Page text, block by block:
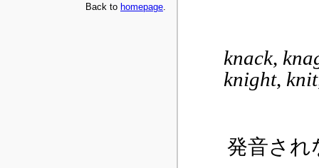
Back to homepage